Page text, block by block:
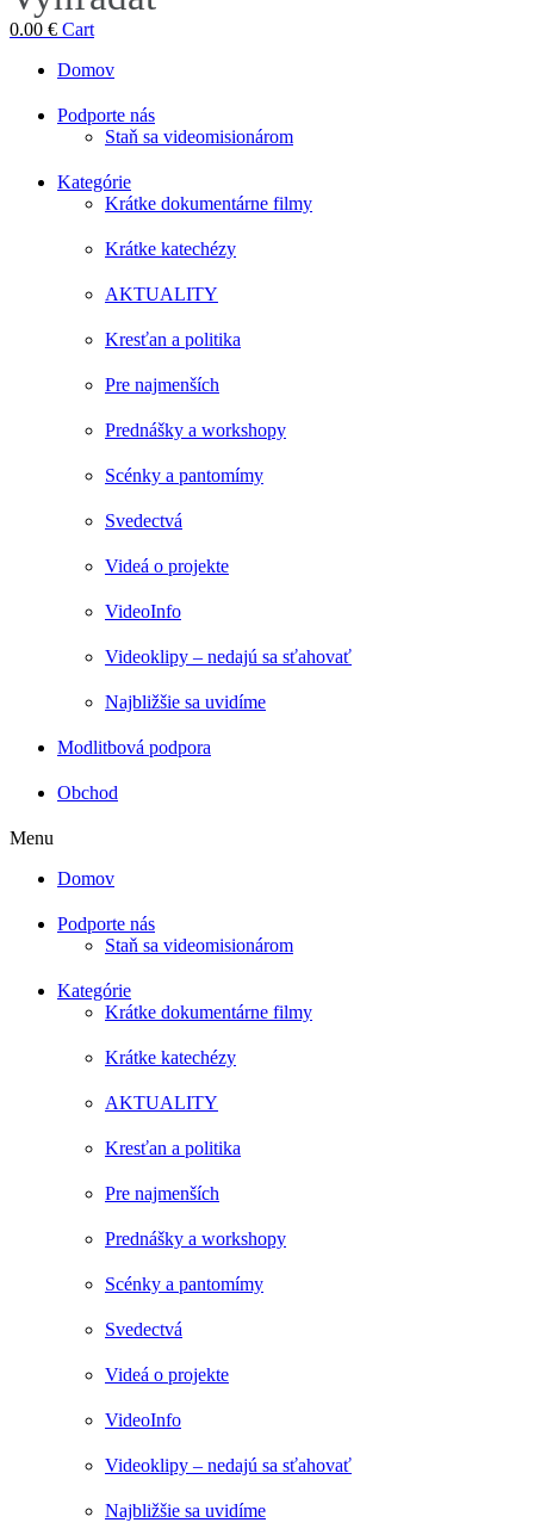
0.00 € Cart
Domov
Podporte nás
Staň sa videomisionárom
Kategórie
Krátke dokumentárne filmy
Krátke katechézy
AKTUALITY
Kresťan a politika
Pre najmenších
Prednášky a workshopy
Scénky a pantomímy
Svedectvá
Videá o projekte
VideoInfo
Videoklipy – nedajú sa sťahovať
Najbližšie sa uvidíme
Modlitbová podpora
Obchod
Menu
Domov
Podporte nás
Staň sa videomisionárom
Kategórie
Krátke dokumentárne filmy
Krátke katechézy
AKTUALITY
Kresťan a politika
Pre najmenších
Prednášky a workshopy
Scénky a pantomímy
Svedectvá
Videá o projekte
VideoInfo
Videoklipy – nedajú sa sťahovať
Najbližšie sa uvidíme